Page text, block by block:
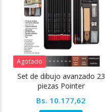
Agotado
Set de dibujo avanzado 23
piezas Pointer
Bs. 10.177,62